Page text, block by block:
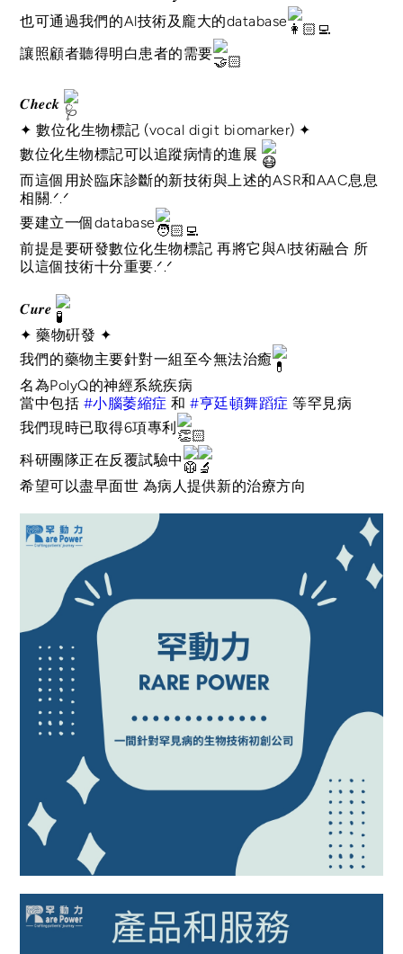
也可通過我們的Al技術及龐大的database
讓照顧者聽得明白患者的需要
𝑪𝒉𝒆𝒄𝒌
✦ 數位化生物標記 (vocal digit biomarker) ✦
數位化生物標記可以追蹤病情的進展
而這個用於臨床診斷的新技術與上述的ASR和AAC息息
相關.ᐟ.ᐟ
要建立一個database
前提是要研發數位化生物標記 再將它與Al技術融合 所
以這個技術十分重要.ᐟ.ᐟ
𝑪𝒖𝒓𝒆
✦ 藥物硏發 ✦
我們的藥物主要針對一組至今無法治癒
名為PolyQ的神經系統疾病
當中包括 #小腦萎縮症 和#亨廷頓舞蹈症 等罕見病
我們現時已取得6項專利
科研團隊正在反覆試驗中
希望可以盡早面世 為病人提供新的治療方向